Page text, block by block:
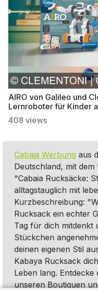
AIRO von Galileo und
Lernroboter für Kinder
spielerisch entdecken
408 views
Cabaia Werbung aus
Deutschland, mit
"Cabaia Rucksäcke:
alltagstauglich mit
Kurzbeschreibung:
Rucksack ein echter
Tag für dich mitdenkt
Stückchen
deinen eigenen Stil
Kabaya Rucksack
Leben lang. Entdecke
unseren Boutiquen